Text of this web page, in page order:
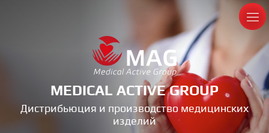
MEDICAL ACTIVE GROUP
Дистрибьюция и производство медицинских
изделий